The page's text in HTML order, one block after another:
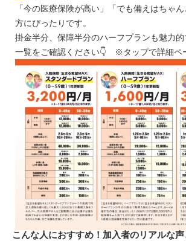
「今の医療保険が高い」「でも備えはちゃ
方にぴったりです。
掛金半分、保障半分のハーフプランも魅力的
一覧をご確認ください👇 ※タップで詳細ペ
こんな人におすすめ！加入者のリアルな